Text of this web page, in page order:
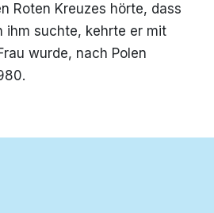
Roten Kreuzes hörte, dass
ihm suchte, kehrte er mit
wurde, nach Polen